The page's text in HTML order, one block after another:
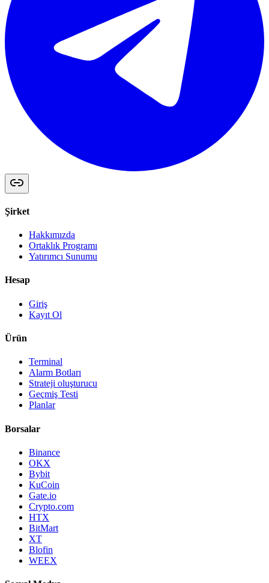
Şirket
Hakkımızda
Ortaklık Programı
Yatırımcı Sunumu
Hesap
Giriş
Kayıt Ol
Ürün
Terminal
Alarm Botları
Strateji oluşturucu
Geçmiş Testi
Planlar
Borsalar
Binance
OKX
Bybit
KuCoin
Gate.io
Crypto.com
HTX
BitMart
XT
Blofin
WEEX